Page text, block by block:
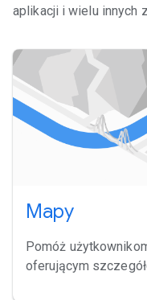
aplikacji i wielu innych
Mapy
Pomóż
oferującym